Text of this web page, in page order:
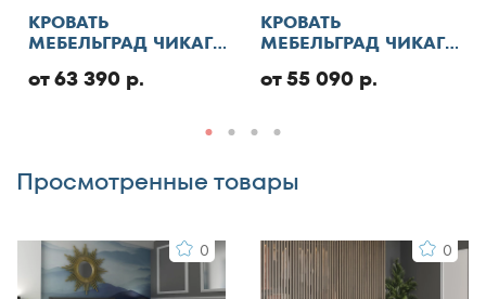
130x185
130x186
130x190
140x185
140x190
140x195
Отменить
Добавить отзыв
КРОВАТЬ
МЕБЕЛЬГРАД ЧИКАГО
от 63 390 р.
КРОВАТЬ
МЕБЕЛЬГРАД ЧИКАГО
от 55 090 р.
Просмотренные товары
0 0